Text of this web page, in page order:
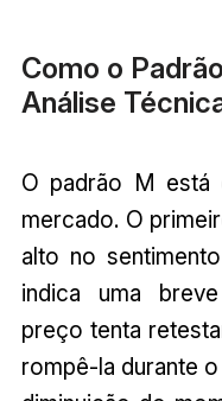
Como o
Análise
O padrão M está
mercado. O
alto no
indica uma
preço tenta
rompê-la durante